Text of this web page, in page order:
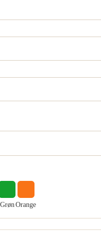
GrønOrange